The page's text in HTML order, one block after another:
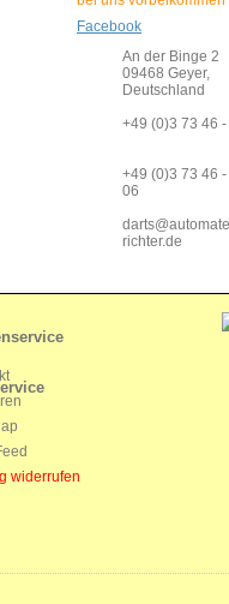
Facebook
An der Binge 2
09468 Geyer,
Deutschland
+49 (0)3 73 46
+49 (0)3 73 46
06
richter.de
widerrufen